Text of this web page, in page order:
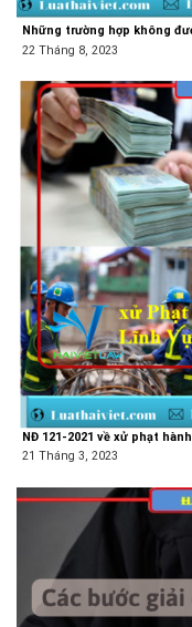
Những trường hợp không
22 Tháng 8, 2023
NĐ 121-2021 về xử phạt
21 Tháng 3, 2023